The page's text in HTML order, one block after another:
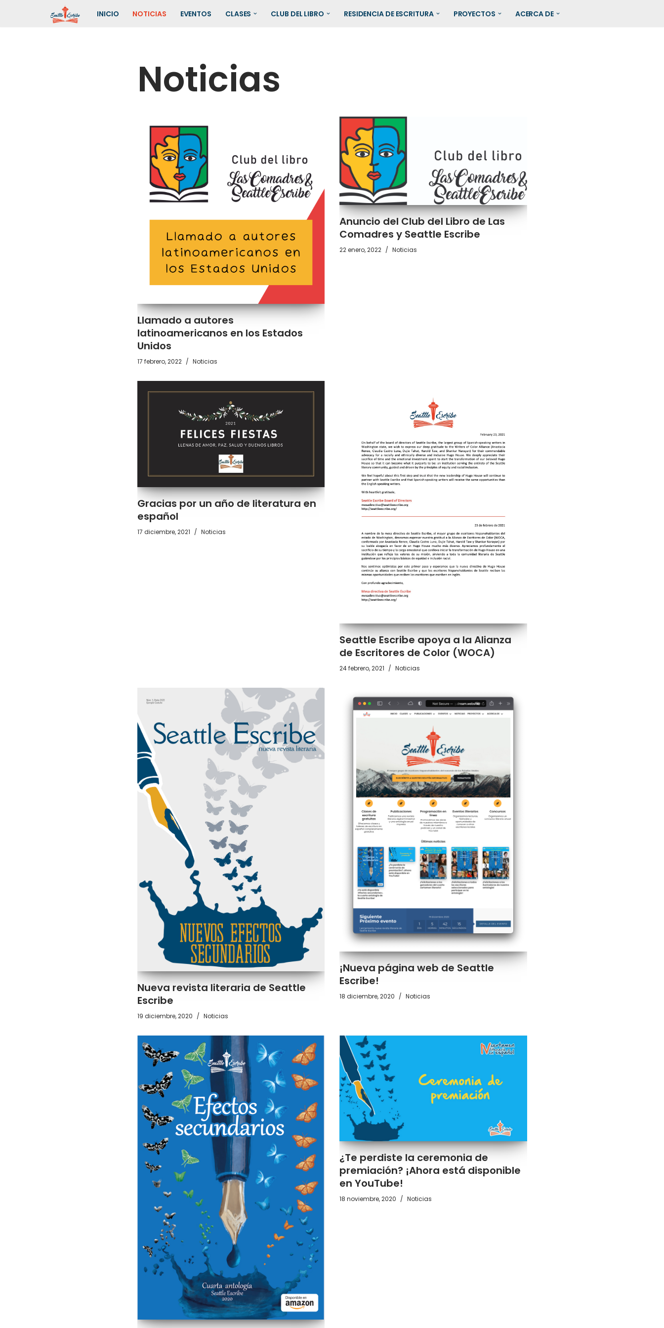
INICIO NOTICIAS EVENTOS CLASES CLUB DEL LIBRO RESIDENCIA DE ESCRITURA PROYECTOS ACERCA DE
Noticias
Llamado a autores
latinoamericanos en los Estados
Unidos
17 febrero, 2022 Noticias
Anuncio del Club del Libro de Las
Comadres y Seattle Escribe
22 enero, 2022 Noticias
Gracias por un año de literatura en
español
17 diciembre, 2021 Noticias
Seattle Escribe apoya a la Alianza
de Escritores de Color (WOCA)
24 febrero, 2021 Noticias
Nueva revista literaria de Seattle
Escribe
19 diciembre, 2020 Noticias
¡Nueva página web de Seattle
Escribe!
18 diciembre, 2020 Noticias
¿Te perdiste la ceremonia de
premiación? ¡Ahora está disponible
en YouTube!
18 noviembre, 2020 Noticias